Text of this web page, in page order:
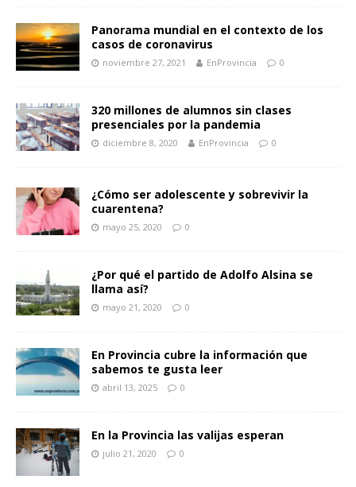
Panorama mundial en el contexto de los
casos de coronavirus
noviembre 27, 2021 EnProvincia 0
320 millones de alumnos sin clases
presenciales por la pandemia
diciembre 8, 2020 EnProvincia 0
¿Cómo ser adolescente y sobrevivir la
cuarentena?
mayo 25, 2020 0
¿Por qué el partido de Adolfo Alsina se
llama así?
mayo 21, 2020 0
En Provincia cubre la información que
sabemos te gusta leer
abril 13, 2025 0
En la Provincia las valijas esperan
julio 21, 2020 0